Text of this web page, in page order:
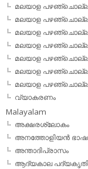
മലയാള
മലയാള
മലയാള
മലയാള
മലയാള
മലയാള
മലയാള
വ്യാകരണം
Malayalam
അക്ഷരശ്ലോകം
അനത്തോളിയന്‍
അന്താദിപ്രാസം
ആദ്യകാല